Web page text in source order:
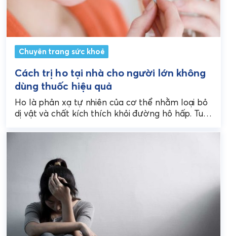
Chuyên trang sức khoẻ
Cách trị ho tại nhà cho người lớn không
dùng thuốc hiệu quả
Ho là phản xạ tự nhiên của cơ thể nhằm loại bỏ
dị vật và chất kích thích khỏi đường hô hấp. Tuy